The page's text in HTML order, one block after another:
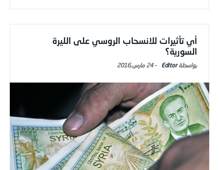
أي تأثيرات للانسحاب الروسي على الليرة
السورية؟
Editor
-24 مارس,2016